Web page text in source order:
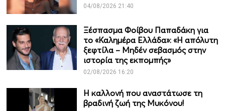
04/08/2026 21:40
Ξέσπασμα Φοίβου Παπαδάκη για
το «Καλημέρα Ελλάδα»: «Η απόλυτη
ξεφτίλα – Μηδέν σεβασμός στην
ιστορία της εκπομπής»
02/08/2026 16:20
Η καλλονή που αναστάτωσε τη
βραδινή ζωή της Μυκόνου!